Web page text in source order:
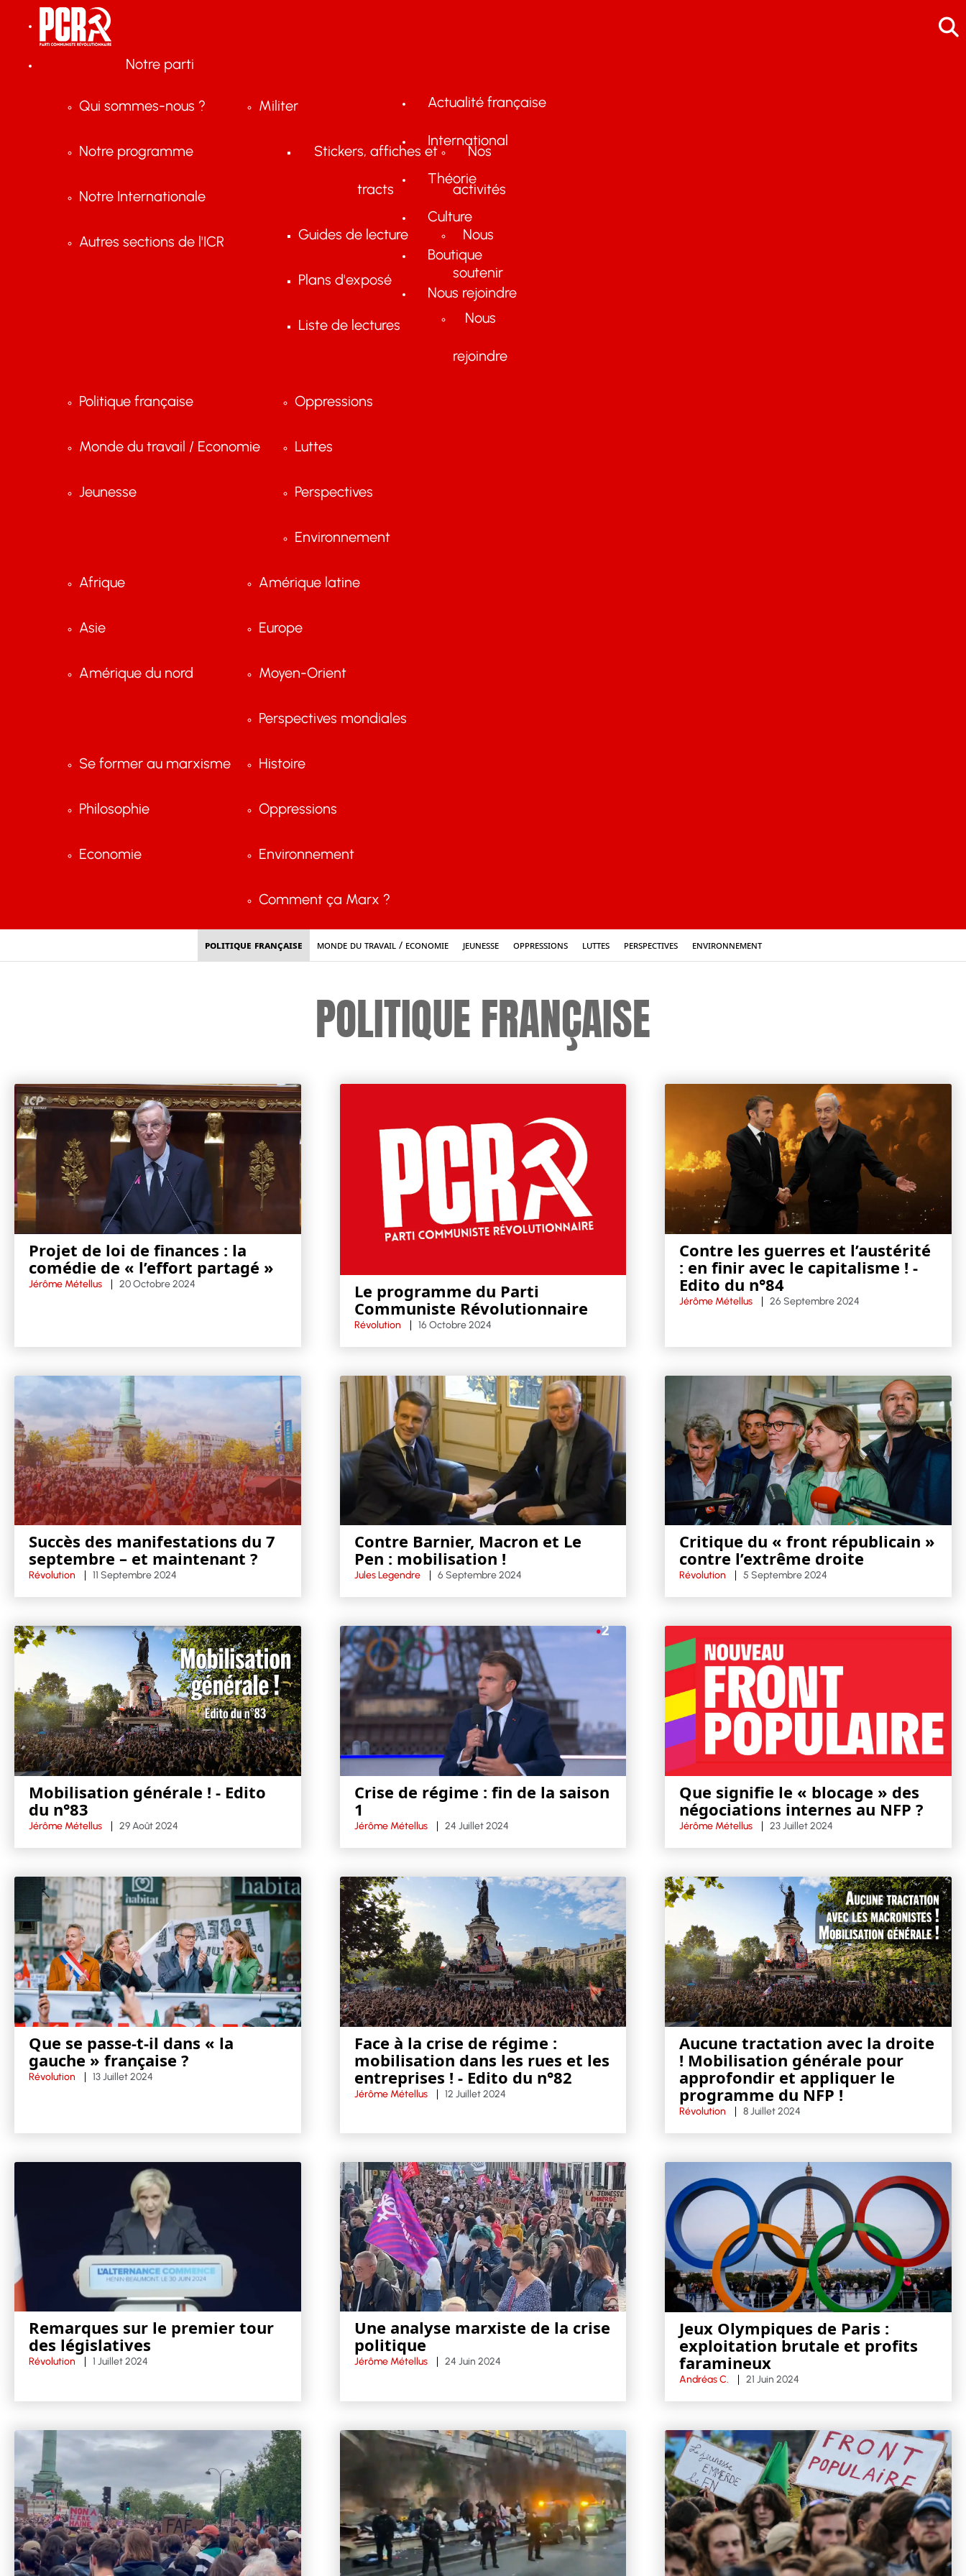
Notre parti
Qui sommes-nous ?
Notre programme
Notre Internationale
Autres sections de l'ICR
Militer
Stickers, affiches et
tracts
Guides de lecture
Plans d'exposé
Liste de lectures
Nos
activités
Nous
soutenir
Nous
rejoindre
Actualité française
Politique française
Monde du travail / Economie
Jeunesse
Oppressions
Luttes
Perspectives
Environnement
International
Afrique
Asie
Amérique du nord
Amérique latine
Europe
Moyen-Orient
Perspectives mondiales
Théorie
Se former au marxisme
Philosophie
Economie
Histoire
Oppressions
Environnement
Comment ça Marx ?
Culture
Boutique
Nous rejoindre
Politique française Monde du travail / Economie Jeunesse Oppressions Luttes Perspectives Environnement
POLITIQUE FRANÇAISE
Projet de loi de finances : la
comédie de « l’effort partagé »
Jérôme Métellus 20 Octobre 2024
Le programme du Parti
Communiste Révolutionnaire
Révolution 16 Octobre 2024
Contre les guerres et l’austérité
: en finir avec le capitalisme ! -
Edito du n°84
Jérôme Métellus 26 Septembre 2024
Succès des manifestations du 7
septembre – et maintenant ?
Révolution 11 Septembre 2024
Contre Barnier, Macron et Le
Pen : mobilisation !
Jules Legendre 6 Septembre 2024
Critique du « front républicain »
contre l’extrême droite
Révolution 5 Septembre 2024
Mobilisation générale ! - Edito
du n°83
Jérôme Métellus 29 Août 2024
Crise de régime : fin de la saison
1
Jérôme Métellus 24 Juillet 2024
Que signifie le « blocage » des
négociations internes au NFP ?
Jérôme Métellus 23 Juillet 2024
Que se passe-t-il dans « la
gauche » française ?
Révolution 13 Juillet 2024
Face à la crise de régime :
mobilisation dans les rues et les
entreprises ! - Edito du n°82
Jérôme Métellus 12 Juillet 2024
Aucune tractation avec la droite
! Mobilisation générale pour
approfondir et appliquer le
programme du NFP !
Révolution 8 Juillet 2024
Remarques sur le premier tour
des législatives
Révolution 1 Juillet 2024
Une analyse marxiste de la crise
politique
Jérôme Métellus 24 Juin 2024
Jeux Olympiques de Paris :
exploitation brutale et profits
faramineux
Andréas C. 21 Juin 2024